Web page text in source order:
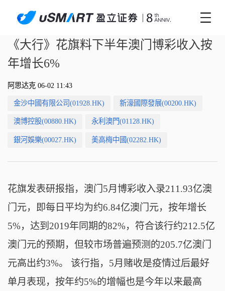
《大行》花旗料下半年澳门博彩收入按
年增长6%
阿思达克 06-02 11:43
金沙中國有限公司(01928.HK) 新濠國際發展(00200.HK)
澳博控股(00880.HK) 永利澳門(01128.HK)
銀河娛樂(00027.HK) 美高梅中國(02282.HK)
花旗发表研报指，澳门5月博彩收入录211.93亿澳
门元，即每日平均为约6.84亿澳门元，按年增长
5%，达到2019年同期的82%，符合该行约212.5亿
澳门元的预期，但较市场普遍预测的205.7亿澳门
元高出约3%。 该行指，5月赌收是疫情过后最好
单月表现，按年约5%的增幅也是今年以来最高